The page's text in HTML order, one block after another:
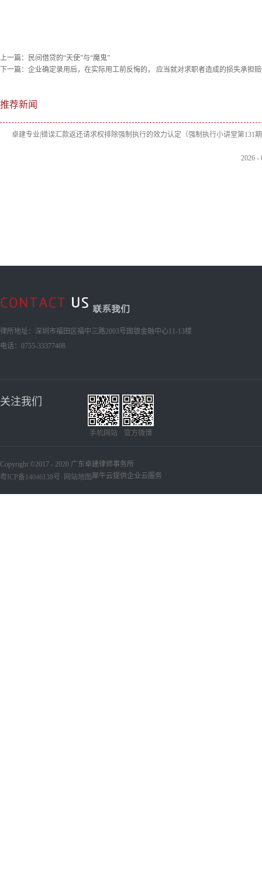
上一篇：
民间借贷的“天使”与“魔鬼”
下一篇： 企业确定录用后，在实际用工前反悔的， 应当就对求职者造成的损失承担
推荐新闻
卓建专业|错误汇款返还请求权排除强制执行的效力认定（强制执行小讲堂第131
2026 -
Copyright ©2017 - 2020 广东卓建律师事务所
粤ICP备14046138号 网站地图 犀牛云提供企业云服务
律所地址：深圳市福田区福中三路2003号国银金融中心11-13楼
电话：0755-33377408
关注我们
手机网站 官方微博